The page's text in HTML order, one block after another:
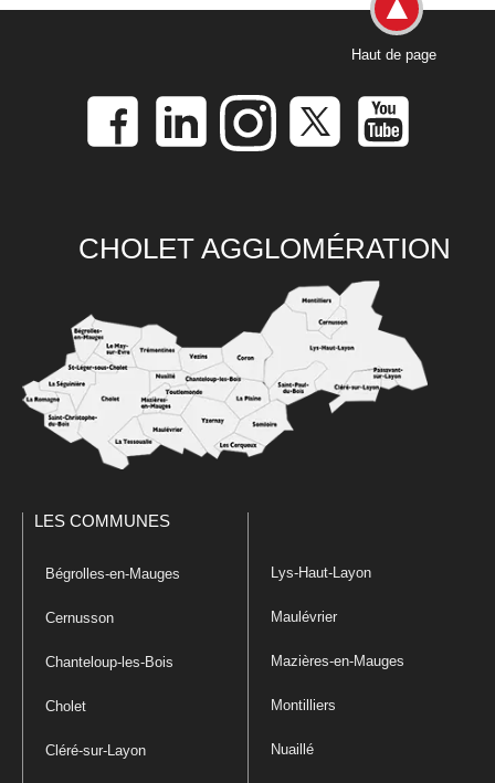
Haut de page
CHOLET AGGLOMÉRATION
LES COMMUNES
Bégrolles-en-Mauges
Cernusson
Chanteloup-les-Bois
Cholet
Cléré-sur-Layon
Lys-Haut-Layon
Maulévrier
Mazières-en-Mauges
Montilliers
Nuaillé